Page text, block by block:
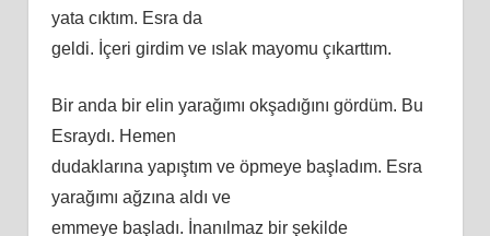
yata cıktım. Esra da
geldi. İçeri girdim ve ıslak mayomu çıkarttım.
Bir anda bir elin yarağımı okşadığını gördüm. Bu
Esraydı. Hemen
dudaklarına yapıştım ve öpmeye başladım. Esra
yarağımı ağzına aldı ve
emmeye başladı. İnanılmaz bir şekilde